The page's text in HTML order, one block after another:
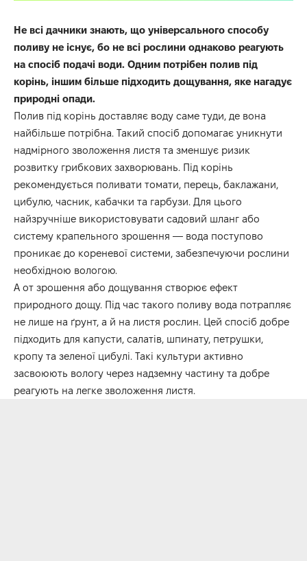
Не всі дачники знають, що універсального способу
поливу не існує, бо не всі рослини однаково реагують
на спосіб подачі води. Одним потрібен полив під
корінь, іншим більше підходить дощування, яке нагадує
природні опади.
Полив під корінь доставляє воду саме туди, де вона
найбільше потрібна. Такий спосіб допомагає уникнути
надмірного зволоження листя та зменшує ризик
розвитку грибкових захворювань. Під корінь
рекомендується поливати томати, перець, баклажани,
цибулю, часник, кабачки та гарбузи. Для цього
найзручніше використовувати садовий шланг або
систему крапельного зрошення — вода поступово
проникає до кореневої системи, забезпечуючи рослини
необхідною вологою.
А от зрошення або дощування створює ефект
природного дощу. Під час такого поливу вода потрапляє
не лише на ґрунт, а й на листя рослин. Цей спосіб добре
підходить для капусти, салатів, шпинату, петрушки,
кропу та зеленої цибулі. Такі культури активно
засвоюють вологу через надземну частину та добре
реагують на легке зволоження листя.